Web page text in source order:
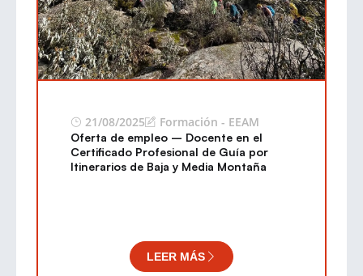
21/08/2025 Formación - EEAM
Oferta de empleo – Docente en el
Certificado Profesional de Guía por
Itinerarios de Baja y Media Montaña
LEER MÁS